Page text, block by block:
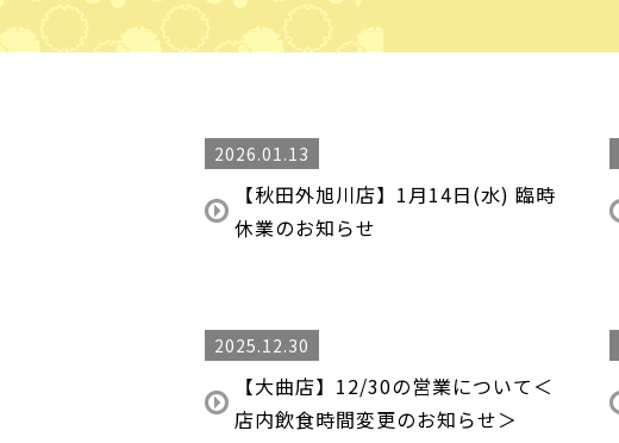
2026.01.13
【秋田外旭川店】1月14日(水) 臨時
休業のお知らせ
2025.12.30
【大曲店】12/30の営業について＜
店内飲食時間変更のお知らせ＞